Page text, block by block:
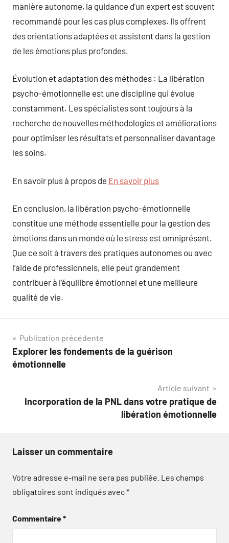
manière autonome, la guidance d’un expert est souvent
recommandé pour les cas plus complexes. Ils offrent
des orientations adaptées et assistent dans la gestion
de les émotions plus profondes.
Évolution et adaptation des méthodes : La libération
psycho-émotionnelle est une discipline qui évolue
constamment. Les spécialistes sont toujours à la
recherche de nouvelles méthodologies et améliorations
pour optimiser les résultats et personnaliser davantage
les soins.
En savoir plus à propos de En savoir plus
En conclusion, la libération psycho-émotionnelle
constitue une méthode essentielle pour la gestion des
émotions dans un monde où le stress est omniprésent.
Que ce soit à travers des pratiques autonomes ou avec
l’aide de professionnels, elle peut grandement
contribuer à l’équilibre émotionnel et une meilleure
qualité de vie.
Navigation
de
Publication précédente
Explorer les fondements de la guérison
émotionnelle
Article suivant
Incorporation de la PNL dans votre pratique de
libération émotionnelle
Laisser un commentaire
Votre adresse e-mail ne sera pas publiée. Les champs
obligatoires sont indiqués avec*
Commentaire*